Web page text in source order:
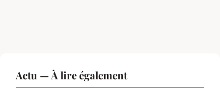
Actu — À lire également